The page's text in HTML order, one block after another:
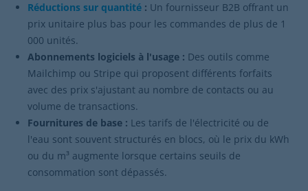
Réductions sur quantité : Un fournisseur B2B offrant un
prix unitaire plus bas pour les commandes de plus de 1
000 unités.
Abonnements logiciels à l'usage : Des outils comme
Mailchimp ou Stripe qui proposent différents forfaits
avec des prix s'ajustant au nombre de contacts ou au
volume de transactions.
Fournitures de base : Les tarifs de l'électricité ou de
l'eau sont souvent structurés en blocs, où le prix du kWh
ou du m³ augmente lorsque certains seuils de
consommation sont dépassés.